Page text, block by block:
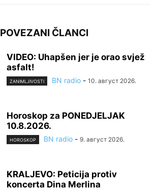
POVEZANI ČLANCI
VIDEO: Uhapšen jer je orao svjež
asfalt!
ZANIMLJIVOSTI BN radio - 10. август 2026.
Horoskop za PONEDJELJAK
10.8.2026.
HOROSKOP BN radio - 9. август 2026.
KRALJEVO: Peticija protiv
koncerta Dina Merlina